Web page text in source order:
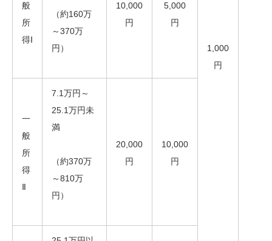
1,000
円
般
所
得Ⅰ
（約160万
～370万
円）
10,000
円
5,000
円
一
般
所
得
Ⅱ
7.1万円～
25.1万円未
満
（約370万
～810万
円）
20,000
円
10,000
円